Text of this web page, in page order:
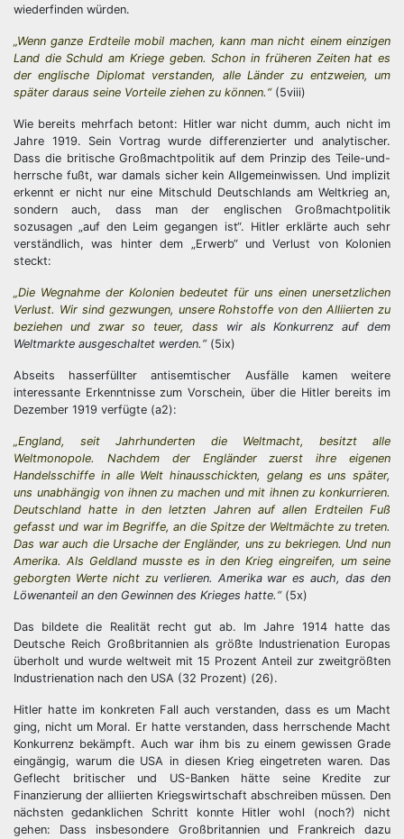
wiederfinden würden.
„Wenn ganze Erdteile mobil machen, kann man nicht einem einzigen
Land die Schuld am Kriege geben. Schon in früheren Zeiten hat es
der englische Diplomat verstanden, alle Länder zu entzweien, um
später daraus seine Vorteile ziehen zu können.“(5viii)
Wie bereits mehrfach betont: Hitler war nicht dumm, auch nicht im
Jahre 1919. Sein Vortrag wurde differenzierter und analytischer.
Dass die britische Großmachtpolitik auf dem Prinzip des Teile-und-
herrsche fußt, war damals sicher kein Allgemeinwissen. Und implizit
erkennt er nicht nur eine Mitschuld Deutschlands am Weltkrieg an,
sondern auch, dass man der englischen Großmachtpolitik
sozusagen „auf den Leim gegangen ist“. Hitler erklärte auch sehr
verständlich, was hinter dem „Erwerb“ und Verlust von Kolonien
steckt:
„Die Wegnahme der Kolonien bedeutet für uns einen unersetzlichen
Verlust. Wir sind gezwungen, unsere Rohstoffe von den Alliierten zu
beziehen und zwar so teuer, dass wir als Konkurrenz auf dem
Weltmarkte ausgeschaltet werden.“(5ix)
Abseits hasserfüllter antisemtischer Ausfälle kamen weitere
interessante Erkenntnisse zum Vorschein, über die Hitler bereits im
Dezember 1919 verfügte (a2):
„England, seit Jahrhunderten die Weltmacht, besitzt alle
Weltmonopole. Nachdem der Engländer zuerst ihre eigenen
Handelsschiffe in alle Welt hinausschickten, gelang es uns später,
uns unabhängig von ihnen zu machen und mit ihnen zu konkurrieren.
Deutschland hatte in den letzten Jahren auf allen Erdteilen Fuß
gefasst und war im Begriffe, an die Spitze der Weltmächte zu treten.
Das war auch die Ursache der Engländer, uns zu bekriegen. Und nun
Amerika. Als Geldland musste es in den Krieg eingreifen, um seine
geborgten Werte nicht zuverlieren. Amerika war es auch, das den
Löwenanteil an den Gewinnen des Krieges hatte.“(5x)
Das bildete die Realität recht gut ab. Im Jahre 1914 hatte das
Deutsche Reich Großbritannien als größte Industrienation Europas
überholt und wurde weltweit mit 15 Prozent Anteil zur zweitgrößten
Industrienation nach den USA (32 Prozent) (26).
Hitler hatte im konkreten Fall auch verstanden, dass es um Macht
ging, nicht um Moral. Er hatte verstanden, dass herrschende Macht
Konkurrenz bekämpft. Auch war ihm bis zu einem gewissen Grade
eingängig, warum die USA in diesen Krieg eingetreten waren. Das
Geflecht britischer und US-Banken hätte seine Kredite zur
Finanzierung der alliierten Kriegswirtschaft abschreiben müssen. Den
nächsten gedanklichen Schritt konnte Hitler wohl (noch?) nicht
gehen: Dass insbesondere Großbritannien und Frankreich dazu